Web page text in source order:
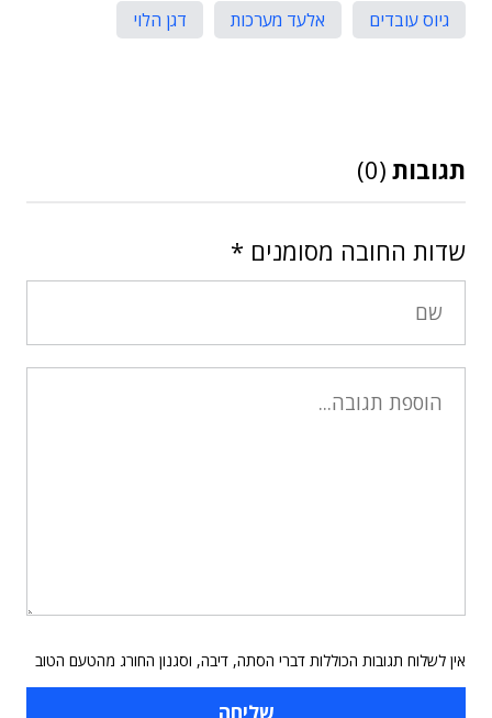
גיוס עובדים אלעד מערכות דגן הלוי
תגובות (0)
שדות החובה מסומנים *
אין לשלוח תגובות הכוללות דברי הסתה, דיבה, וסגנון החורג מהטעם הטוב